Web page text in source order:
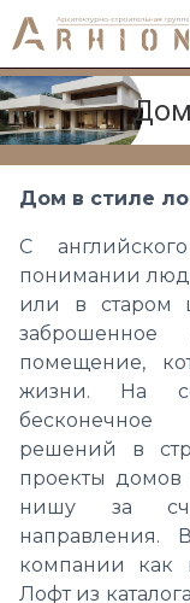
Дом в стиле
С
понимании
или в старом
помещение,
жизни. На
бесконечное
решений в
проекты домов
нишу за
направления.
компании как
Лофт из